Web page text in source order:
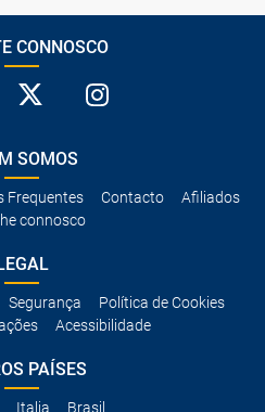
CONNOSCO
SOMOS
Frequentes Contacto
Afiliados
connosco
Segurança
Política de Cookies
Acessibilidade
PAÍSES
Italia
Brasil